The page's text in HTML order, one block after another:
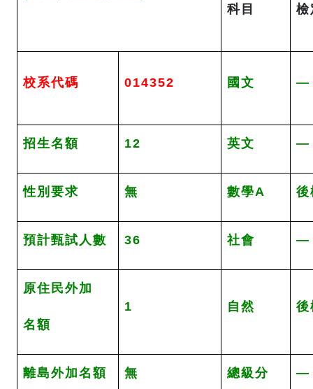
科目 檢
校系代碼 014352 國文 —
招生名額 12 英文 —
性別要求 無 數學A 後
預計甄試人數 36 社會 —
原住民外加
名額
1 自然 後
離島外加名額 無 總級分 —